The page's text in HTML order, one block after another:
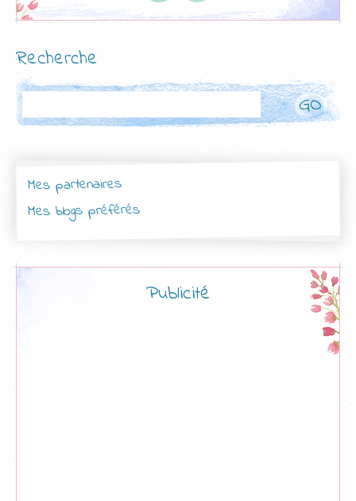
Recherche
Mes partenaires
Mes blogs préférés
Publicité